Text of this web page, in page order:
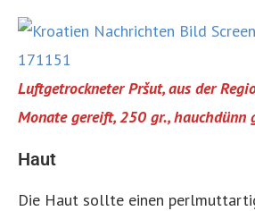
Luftgetrockneter Pršut, aus der
Monate gereift, 250 gr., hauchdünn
Haut
Die Haut sollte einen